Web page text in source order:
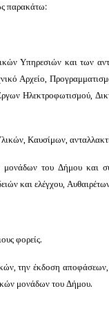
παρακάτω:
Υπηρεσιών και των
Αρχείο,
Ηλεκτροφωτισμού,
Καυσίμων,
μονάδων του Δήμου και
και ελέγχου,
φορείς.
την έκδοση
μονάδων του Δήμου.